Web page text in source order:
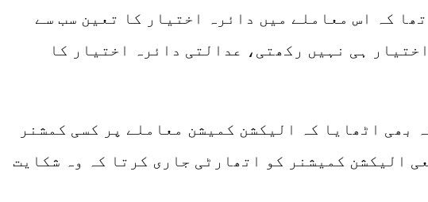
کہ اس معاملے میں دائرہ اختیار کا تعین سب سے
ہی نہیں رکھتی، عدالتی دائرہ اختیار کا
سنائیں اور یہ نکتہ بھی اٹھایا کہ الیکشن کمیشن معاملے پر کسی کمشنر
الیکشن کمیشنر کو اتھارٹی جاری کرتا کہ وہ شکایت